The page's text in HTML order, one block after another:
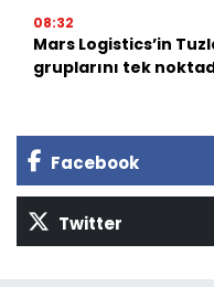
08:32
Mars Logistics’in
gruplarını tek
Facebook
Twitter